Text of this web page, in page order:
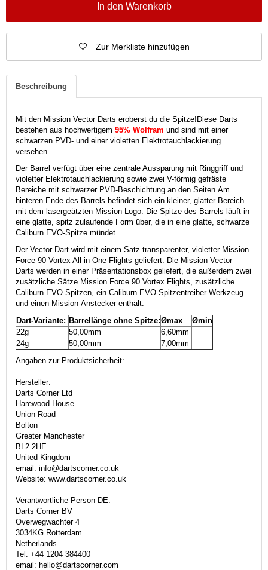
In den Warenkorb
Zur Merkliste hinzufügen
Beschreibung
Mit den Mission Vector Darts eroberst du die Spitze!Diese Darts
bestehen aus hochwertigem 95% Wolfram und sind mit einer
schwarzen PVD- und einer violetten Elektrotauchlackierung
versehen.
Der Barrel verfügt über eine zentrale Aussparung mit Ringgriff und
violetter Elektrotauchlackierung sowie zwei V-förmig gefräste
Bereiche mit schwarzer PVD-Beschichtung an den Seiten. Am
hinteren Ende des Barrels befindet sich ein kleiner, glatter Bereich
mit dem lasergeätzten Mission-Logo. Die Spitze des Barrels läuft in
eine glatte, spitz zulaufende Form über, die in eine glatte, schwarze
Caliburn EVO-Spitze mündet.
Der Vector Dart wird mit einem Satz transparenter, violetter Mission
Force 90 Vortex All-in-One-Flights geliefert. Die Mission Vector
Darts werden in einer Präsentationsbox geliefert, die außerdem zwei
zusätzliche Sätze Mission Force 90 Vortex Flights, zusätzliche
Caliburn EVO-Spitzen, ein Caliburn EVO-Spitzentreiber-Werkzeug
und einen Mission-Anstecker enthält.
Dart-Variante: Barrellänge ohne Spitze:Ømax
Ømin
22g
50,00mm
6,60mm
24g
50,00mm
7,00mm
Angaben zur Produktsicherheit:
Hersteller:
Darts Corner Ltd
Harewood House
Union Road
Bolton
Greater Manchester
BL2 2HE
United Kingdom
email: info@dartscorner.co.uk
Website: www.dartscorner.co.uk
Verantwortliche Person DE:
Darts Corner BV
Overwegwachter 4
3034KG Rotterdam
Netherlands
Tel: +44 1204 384400
email: hello@dartscorner.com